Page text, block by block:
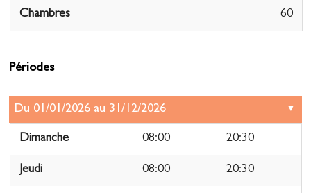
Chambres 60
Périodes
Dimanche 08:00 20:30
Jeudi 08:00 20:30